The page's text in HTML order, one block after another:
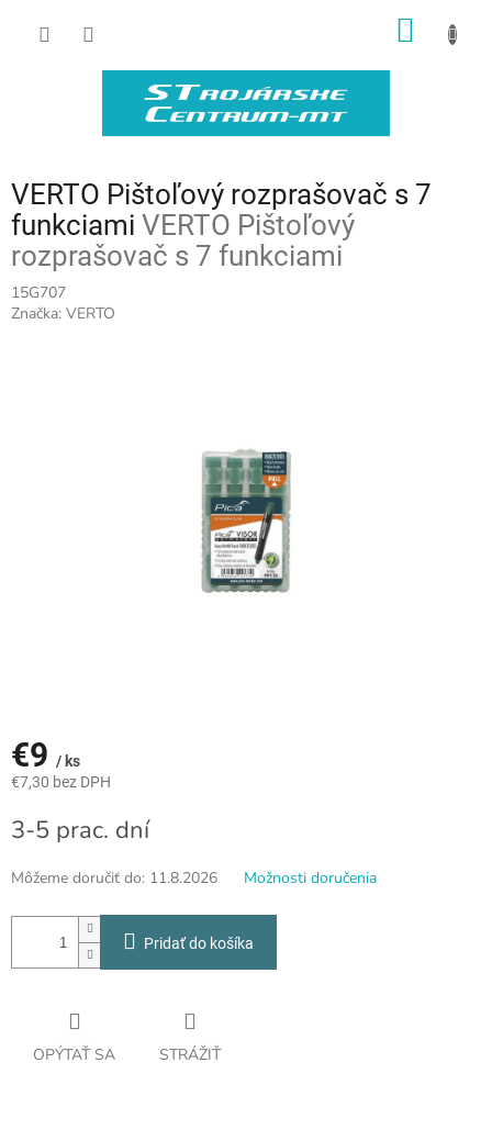
VERTO Pištoľový rozprašovač s 7
funkciami VERTO Pištoľový
rozprašovač s 7 funkciami
15G707
Značka: VERTO
€9 / ks
€7,30 bez DPH
cena:
3-5 prac. dní
Môžeme doručiť do: 11.8.2026 Možnosti doručenia
Pridať do košíka
OPÝTAŤ SA STRÁŽIŤ